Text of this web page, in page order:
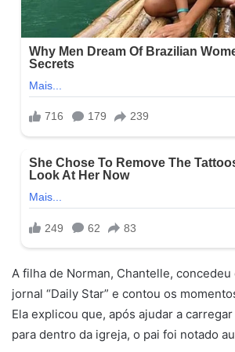
A filha de Norman, Chantelle,
jornal “Daily Star” e contou os
Ela explicou que, após ajudar a
para dentro da igreja, o pai foi notado